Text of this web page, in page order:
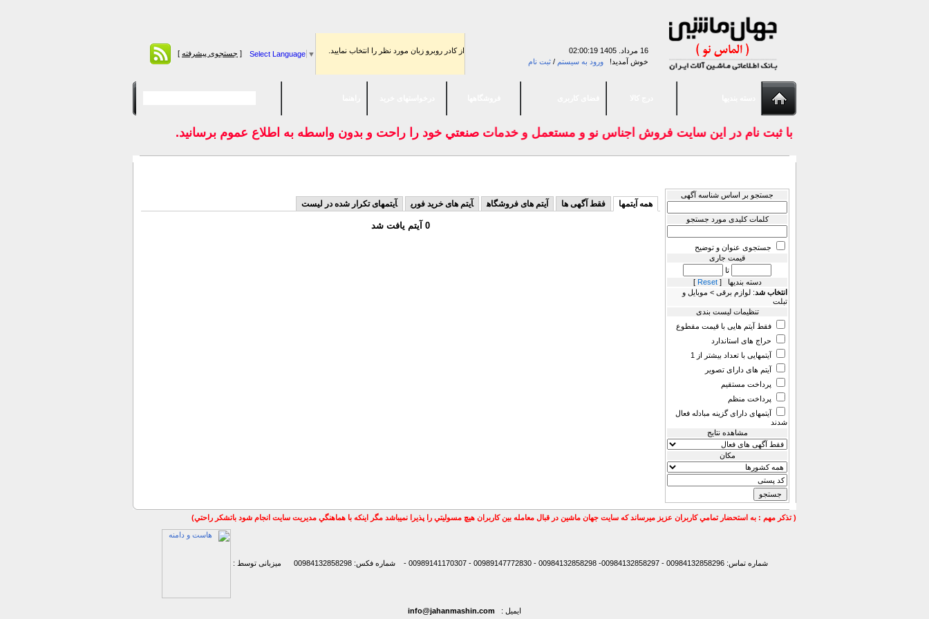
16 مرداد. 1405
02:00:19
خوش آمدید! ورود به سیستم / ثبت نام
از كادر روبرو زبان مورد نظر را انتخاب نماييد. Select Language ▼
[ جستجوی پیشرفته ]
با ثبت نام در اين سايت فروش اجناس نو و مستعمل و خدمات صنعتي خود را راحت و بدون واسطه به اطلاع عموم برسانيد.
جستجو بر اساس شناسه آگهی
کلمات کلیدی مورد جستجو
جستجوی عنوان و توضیح
قیمت جاری
تا
دسته بندیها [Reset
]
انتخاب شد: لوازم برقی > موبایل و
تبلت
تنظیمات لیست بندی
فقط آیتم هایی با قیمت مقطوع
حراج های استاندارد
آیتمهایی با تعداد بیشتر از 1
آیتم های دارای تصویر
پرداخت مستقیم
پرداخت منظم
آیتمهای دارای گزینه مبادله فعال
شدند
مشاهده نتایج
مكان
همه آیتمها فقط آگهی ها آیتم های فروشگاه آیتم های خرید فوری آیتمهای تکرار شده در لیست
0 آیتم یافت شد
( تذكر مهم : به استحضار تمامي كاربران عزيز ميرساند كه سايت جهان ماشين در قبال معامله بين كاربران هيچ مسوليتي را پذيرا نميباشد مگر اينكه با هماهنگي مديريت سايت انجام شود باتشكر راحتي)
شماره تماس: 00984132858296 - 00984132858297- 00984132858298 - 00989147772830 - 00989141170307 - شماره فکس: 00984132858298 میزبانی توسط :
ایمیل : info@jahanmashin.com